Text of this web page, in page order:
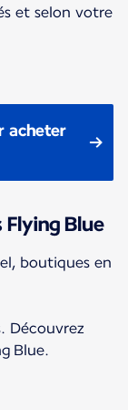
et selon votre
acheter
Flying Blue
boutiques en
Découvrez
Blue.